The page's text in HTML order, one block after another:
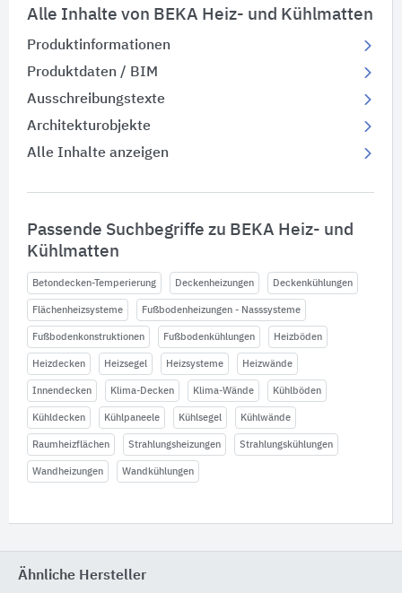
Alle Inhalte von BEKA Heiz- und Kühlmatten
Produktinformationen
Produktdaten / BIM
Ausschreibungstexte
Architekturobjekte
Alle Inhalte anzeigen
Passende Suchbegriffe zu BEKA Heiz- und
Kühlmatten
Betondecken-Temperierung Deckenheizungen Deckenkühlungen
Flächenheizsysteme Fußbodenheizungen - Nasssysteme
Fußbodenkonstruktionen Fußbodenkühlungen Heizböden
Heizdecken Heizsegel Heizsysteme Heizwände
Innendecken Klima-Decken Klima-Wände Kühlböden
Kühldecken Kühlpaneele Kühlsegel Kühlwände
Raumheizflächen Strahlungsheizungen Strahlungskühlungen
Wandheizungen Wandkühlungen
Ähnliche Hersteller